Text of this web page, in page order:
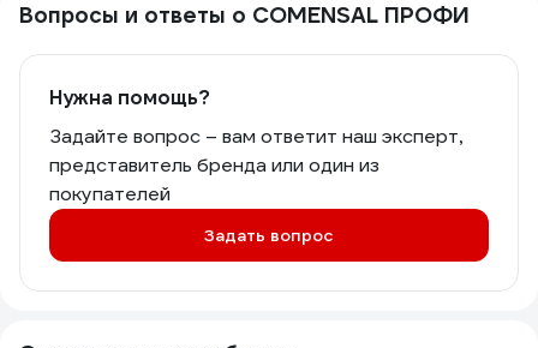
Вопросы и ответы о COMENSAL ПРОФИ
Нужна помощь?
Задайте вопрос – вам ответит наш эксперт,
представитель бренда или один из
покупателей
Задать вопрос